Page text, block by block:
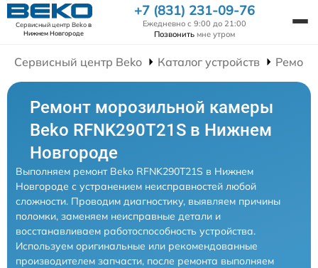
Сервисный центр Bekoв
Нижнем Новгороде
+7 (831) 231-09-76
Ежедневно с 9:00 до 21:00
Позвонить мне утром
Сервисный центр Beko Каталог устройств
Ремонт морозильной камеры
Beko RFNK290T21S в Нижнем
Новгороде
Выполняем ремонт Beko RFNK290T21S в Нижнем
Новгороде с устранением неисправностей любой
сложности. Проводим диагностику, выявляем причины
поломки, заменяем неисправные детали и
восстанавливаем работоспособность устройства.
Используем оригинальные или рекомендованные
производителем запчасти, после ремонта выполняем